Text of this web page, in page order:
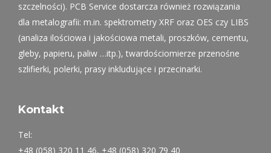
szczelności). PCB Service dostarcza również rozwiązania
dla metalografii: m.in. spektrometry XRF oraz OES czy LIBS
(analiza ilościowa i jakościowa metali, proszków, cementu,
gleby, papieru, paliw …itp.), twardościomierze przenośne
szlifierki, polerki, prasy inkludujące i przecinarki.
Kontakt
Tel:
+48 (058) 320 11 46, +48 (058) 320 79 40